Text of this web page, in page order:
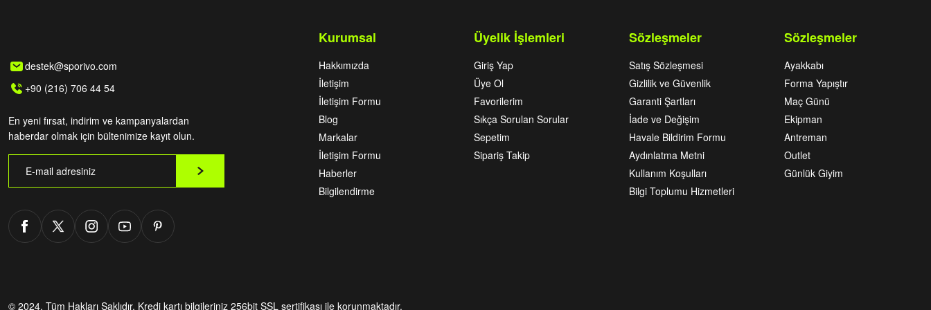
destek@sporivo.com
+90 (216) 706 44 54
En yeni fırsat, indirim ve kampanyalardan
haberdar olmak için bültenimize kayıt olun.
Kurumsal
Hakkımızda
İletişim
İletişim Formu
Blog
Markalar
İletişim Formu
Haberler
Bilgilendirme
Üyelik İşlemleri
Giriş Yap
Üye Ol
Favorilerim
Sıkça Sorulan Sorular
Sepetim
Sipariş Takip
Sözleşmeler
Satış Sözleşmesi
Gizlilik ve Güvenlik
Garanti Şartları
İade ve Değişim
Havale Bildirim Formu
Aydınlatma Metni
Kullanım Koşulları
Bilgi Toplumu Hizmetleri
Sözleşmeler
Ayakkabı
Forma Yapıştır
Maç Günü
Ekipman
Antreman
Outlet
Günlük Giyim
© 2024. Tüm Hakları Saklıdır. Kredi kartı bilgileriniz 256bit SSL sertifikası ile korunmaktadır.